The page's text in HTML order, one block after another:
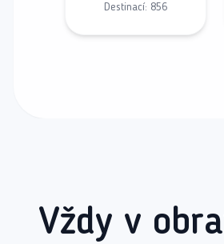
Destinací: 856
Vždy v